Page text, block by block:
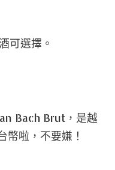
可選擇。
Bach Brut，是越
幣啦，不要嫌！